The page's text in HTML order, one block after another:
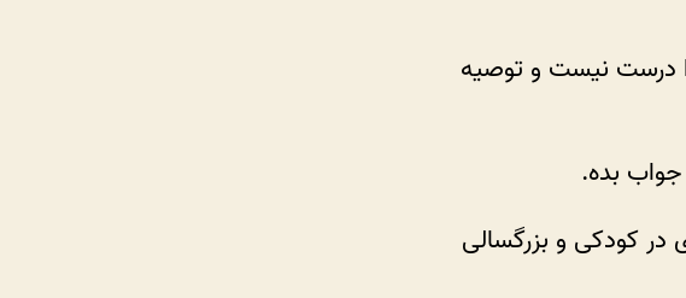
درست نیست و توصیه
بده.
در کودکی و بزرگسالی